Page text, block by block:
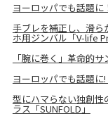
ヨーロッパでも話題に
手ブレを補正し、滑ら
ホ用ジンバル「V-life
「腕に巻く」革命的
ヨーロッパでも話題に
型にハマらない独創性
ラス「SUNFOLD」